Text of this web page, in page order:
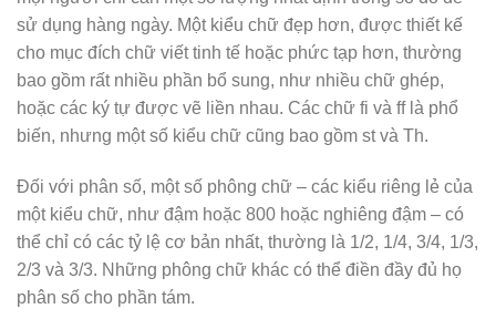
sử dụng hàng ngày. Một kiểu chữ đẹp hơn, được thiết kế
cho mục đích chữ viết tinh tế hoặc phức tạp hơn, thường
bao gồm rất nhiều phần bổ sung, như nhiều chữ ghép,
hoặc các ký tự được vẽ liền nhau. Các chữ fi và ff là phổ
biến, nhưng một số kiểu chữ cũng bao gồm st và Th.
Đối với phân số, một số phông chữ – các kiểu riêng lẻ của
một kiểu chữ, như đậm hoặc 800 hoặc nghiêng đậm – có
thể chỉ có các tỷ lệ cơ bản nhất, thường là 1/2, 1/4, 3/4, 1/3,
2/3 và 3/3. Những phông chữ khác có thể điền đầy đủ họ
phân số cho phần tám.